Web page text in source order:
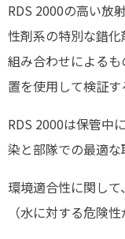
RDS 2000の高い放
性剤系の特別な錯
組み合わせによる
置を使用して検証す
RDS 2000は保管中
染と部隊での最適な
環境適合性に関し
（水に対する危険性